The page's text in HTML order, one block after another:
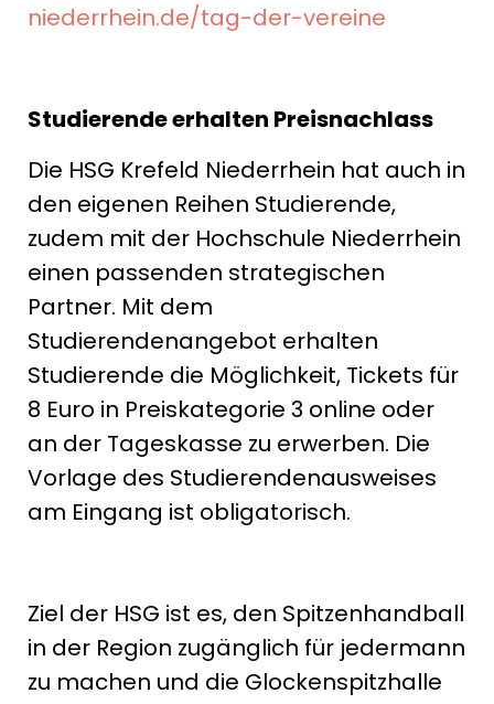
niederrhein.de/tag-der-vereine
Studierende erhalten Preisnachlass
Die HSG Krefeld Niederrhein hat auch in
den eigenen Reihen Studierende,
zudem mit der Hochschule Niederrhein
einen passenden strategischen
Partner. Mit dem
Studierendenangebot erhalten
Studierende die Möglichkeit, Tickets für
8 Euro in Preiskategorie 3 online oder
an der Tageskasse zu erwerben. Die
Vorlage des Studierendenausweises
am Eingang ist obligatorisch.
Ziel der HSG ist es, den Spitzenhandball
in der Region zugänglich für jedermann
zu machen und die Glockenspitzhalle